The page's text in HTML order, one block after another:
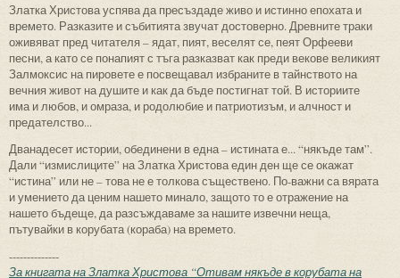
Златка Христова успява да пресъздаде живо и истинно епохата и
времето. Разказите и събитията звучат достоверно. Древните траки
оживяват пред читателя – ядат, пият, веселят се, пеят Орфееви
песни, а като се понапият с тъга разказват как преди векове великият
Залмоксис на пировете е посвещавал избраните в тайнството на
вечния живот на душите и как да бъде постигнат той. В историите
има и любов, и омраза, и родолюбие и патриотизъм, и алчност и
предателство...
Дванадесет истории, обединени в една – истината е... “някъде там”.
Дали “измислиците” на Златка Христова един ден ще се окажат
“истина” или не – това не е толкова съществено. По-важни са вярата
и умението да ценим нашето минало, защото то е отражение на
нашето бъдеще, да разсъждаваме за нашите извечни неща,
пътувайки в корубата (кораба) на времето.
--------------
За книгата на Златка Христова “Отивам някъде в корубата на